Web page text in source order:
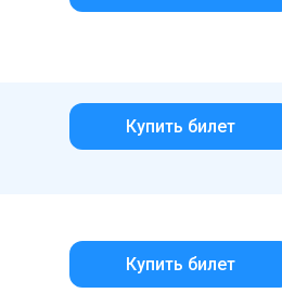
Купить билет
Купить билет